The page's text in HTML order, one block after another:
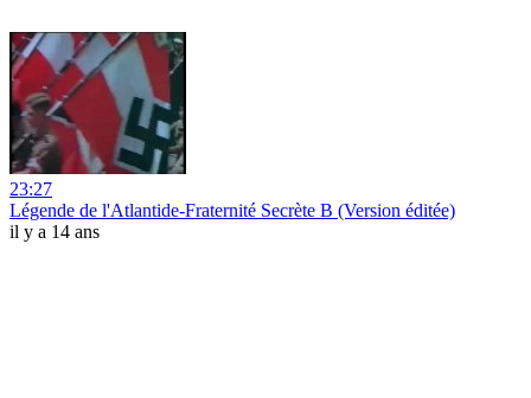
23:27
Légende de l'Atlantide-Fraternité Secrète B (Version éditée)
il y a 14 ans